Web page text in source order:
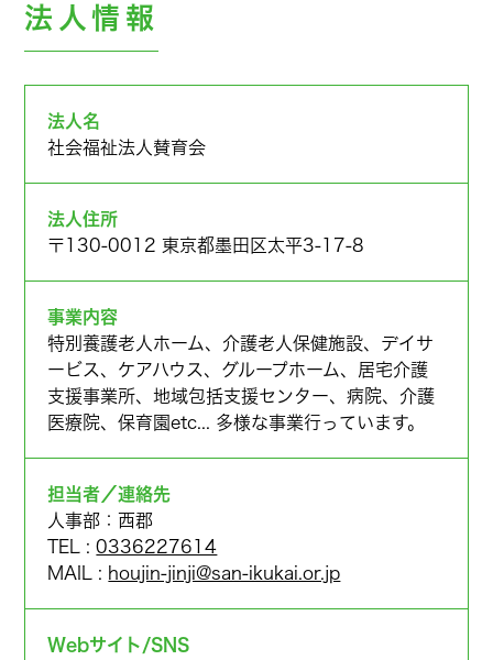
法人情報
法人名
社会福祉法人賛育会
法人住所
〒130-0012 東京都墨田区太平3-17-8
事業内容
特別養護老人ホーム、介護老人保健施設、デイサ
ービス、ケアハウス、グループホーム、居宅介護
支援事業所、地域包括支援センター、病院、介護
医療院、保育園etc... 多様な事業行っています。
担当者／連絡先
人事部：西郡
TEL :0336227614
MAIL : houjin-jinji@san-ikukai.or.jp
Webサイト/SNS